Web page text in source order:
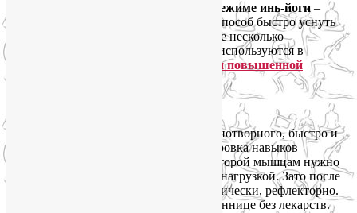
Несколько длительных растяжек в режиме инь-йоги –
идеальное преддверие сна, надёжный способ быстро уснуть
найдёте несколько
подходящих примеров. Многие асаны используются в
для снятия стресса и при повышенной
тоже поможет уснуть бе з снотворного, быстро и
легко. Но не простая аутогенная тренировка навыков
мышечного расслабления, а такая, в которой мышцам нужно
сначала поработать, причем с хорошей нагрузкой. Зато после
этого они смогут расслабиться автоматически, рефлекторно.
А вы сможете быстро уснуть при бессоннице без лекарств.